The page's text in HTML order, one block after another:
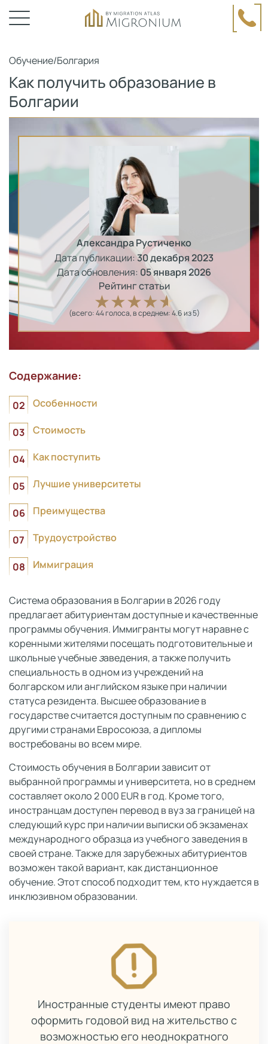
Обучение/Болгария
Как получить образование в
Болгарии
Александра Рустиченко
Дата публикации:30 декабря 2023
Дата обновления: 05 января 2026
Рейтинг статьи
(всего:44голоса, в среднем:4.6из 5)
Содержание:
Особенности
Стоимость
Как поступить
Лучшие университеты
Преимущества
Трудоустройство
Иммиграция
Система образования в Болгарии в 2026 году
предлагает абитуриентам доступные и качественные
программы обучения. Иммигранты могут наравне с
коренными жителями посещать подготовительные и
школьные учебныезаведения, а также получить
специальность в одном из учреждений на
болгарском или английском языке при наличии
статуса резидента. Высшее образование в
государстве считается доступным по сравнению с
другими странами Евросоюза, а дипломы
востребованы во всем мире.
Стоимость обучения в Болгарии зависит от
выбранной программы и университета, но в среднем
составляет около 2 000 EUR в год. Кроме того,
иностранцам доступен перевод в вуз за границей на
следующий курс при наличии выписки об экзаменах
международного образца из учебного заведения в
своей стране. Также для зарубежных абитуриентов
возможен такой вариант, как дистанционное
обучение. Этот способ подходит тем, кто нуждается в
инклюзивном образовании.
Иностранные студенты имеют право
оформить годовой вид на жительство с
возможностью его неоднократного